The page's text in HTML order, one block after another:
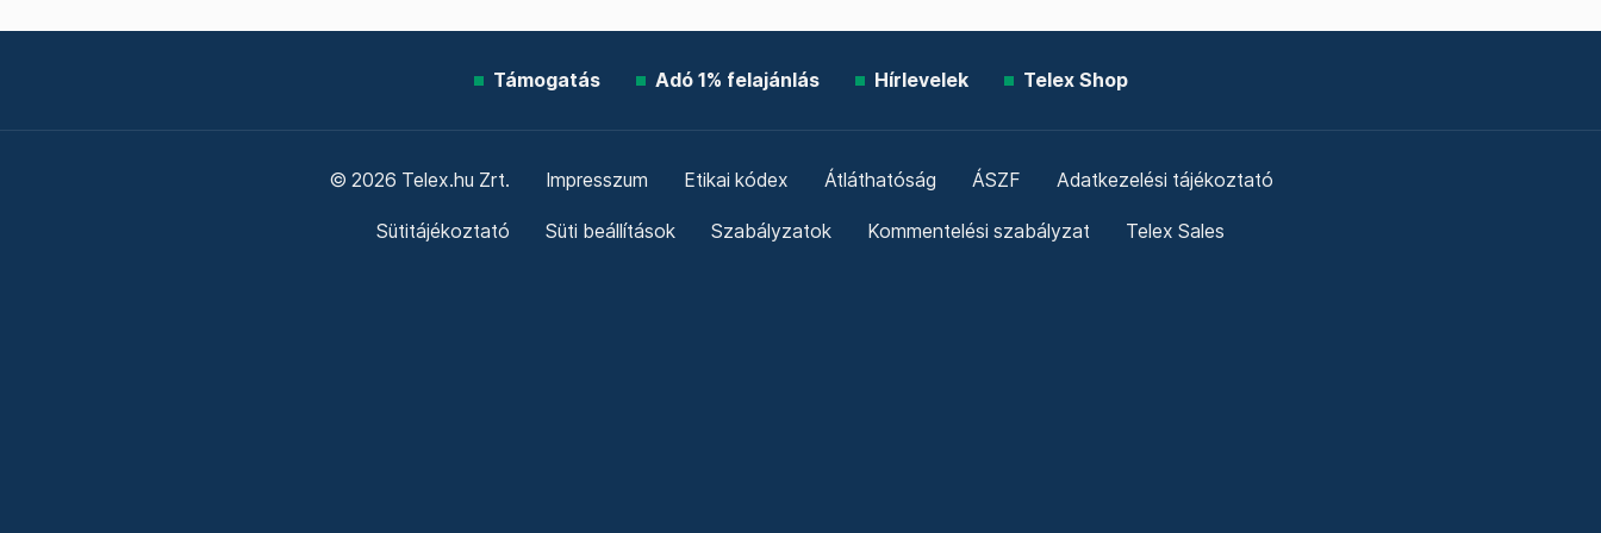
Támogatás Adó 1% felajánlás Hírlevelek Telex Shop
© 2026 Telex.hu Zrt. Impresszum Etikai kódex Átláthatóság ÁSZF Adatkezelési tájékoztató
Sütitájékoztató Süti beállítások Szabályzatok Kommentelési szabályzat Telex Sales